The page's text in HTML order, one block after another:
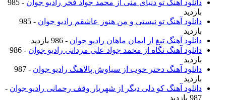
دانلود آهنگ تو دنیای منی از محمد جواد فخر رادیو جوان
- 985
بازدید
دانلود آهنگ تو نیستی و من هنوز عاشقم رادیو جوان
- 985
بازدید
دانلود آهنگ تیغ از ایمان ماهان رادیو جوان - 986 بازدید
دانلود آهنگ نگاه از محمد جواد علی مردانی رادیو جوان
- 986
بازدید
دانلود آهنگ دختر خوب از سیاوش پالاهنگ رادیو جوان
- 987
بازدید
دانلود آهنگ کو دلی دیگر از شهریار وقف رحمانی رادیو جوان -
987 بازدید